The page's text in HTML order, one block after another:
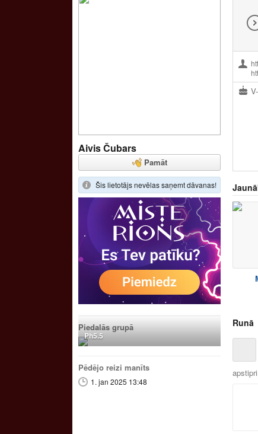
Aivis Čubars
Pamāt
Šis lietotājs nevēlas saņemt dāvanas!
Piedalās grupā
Ph5.5
Pēdējo reizi manīts
1. jan 2025 13:48
Runā